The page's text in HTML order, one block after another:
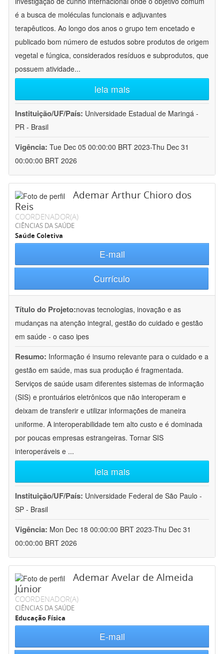
é a busca de moléculas funcionais e adjuvantes
terapêuticos. Ao longo dos anos o grupo tem encetado e
publicado bom número de estudos sobre produtos de origem
vegetal e fúngica, considerados resíduos e subprodutos, que
possuem atividade...
leia mais
Instituição/UF/País: Universidade Estadual de Maringá -
PR - Brasil
Vigência: Tue Dec 05 00:00:00 BRT 2023-Thu Dec 31
00:00:00 BRT 2026
Ademar Arthur Chioro dos
Reis
COORDENADOR(A)
CIÊNCIAS DA SAÚDE
Saúde Coletiva
E-mail
Currículo
Título do Projeto:novas tecnologias, inovação e as
mudanças na atenção integral, gestão do cuidado e gestão
em saúde - o caso ipes
Resumo: Informação é insumo relevante para o cuidado e a
gestão em saúde, mas sua produção é fragmentada.
Serviços de saúde usam diferentes sistemas de informação
(SIS) e prontuários eletrônicos que não interoperam e
deixam de transferir e utilizar informações de maneira
uniforme. A interoperabilidade tem alto custo e é dominada
por poucas empresas estrangeiras. Tornar SIS
interoperáveis e ...
leia mais
Instituição/UF/País: Universidade Federal de São Paulo -
SP - Brasil
Vigência: Mon Dec 18 00:00:00 BRT 2023-Thu Dec 31
00:00:00 BRT 2026
Ademar Avelar de Almeida
Júnior
COORDENADOR(A)
CIÊNCIAS DA SAÚDE
Educação Física
E-mail